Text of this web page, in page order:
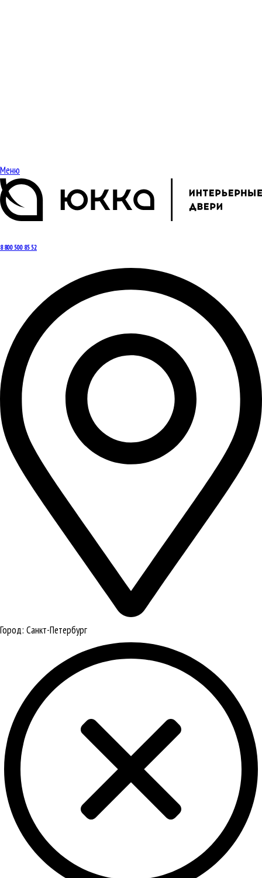
Меню
8 800 500 85 52
Город: Санкт-Петербург